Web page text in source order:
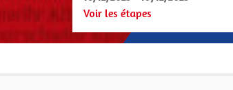
Voir les étapes